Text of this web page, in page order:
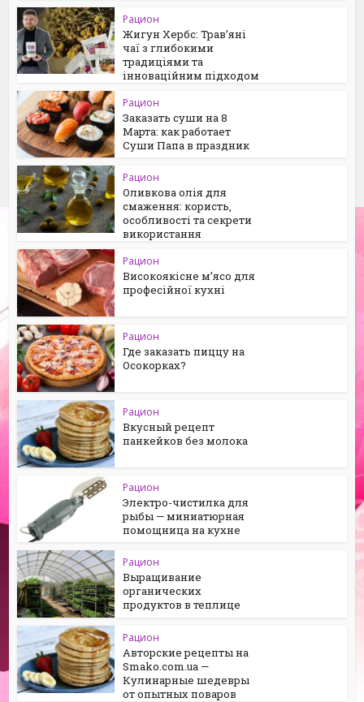
Рацион
Жигун Хербс: Трав’яні
чаї з глибокими
традиціями та
інноваційним підходом
Рацион
Заказать суши на 8
Марта: как работает
Суши Папа в праздник
Рацион
Оливкова олія для
смаження: користь,
особливості та секрети
використання
Рацион
Високоякісне м’ясо для
професійної кухні
Рацион
Где заказать пиццу на
Осокорках?
Рацион
Вкусный рецепт
панкейков без молока
Рацион
Электро-чистилка для
рыбы — миниатюрная
помощница на кухне
Рацион
Выращивание
органических
продуктов в теплице
Рацион
Авторские рецепты на
Smako.com.ua —
Кулинарные шедевры
от опытных поваров